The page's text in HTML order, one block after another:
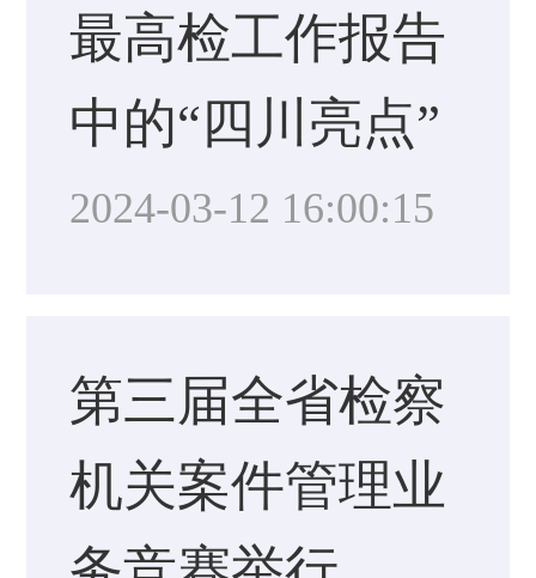
最高检工作报告
中的“四川亮点”
2024-03-12 16:00:15
第三届全省检察
机关案件管理业